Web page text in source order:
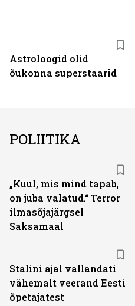
Astroloogid olid
õukonna superstaarid
POLIITIKA
„Kuul, mis mind tapab,
on juba valatud.“ Terror
ilmasõjajärgsel
Saksamaal
Stalini ajal vallandati
vähemalt veerand Eesti
õpetajatest